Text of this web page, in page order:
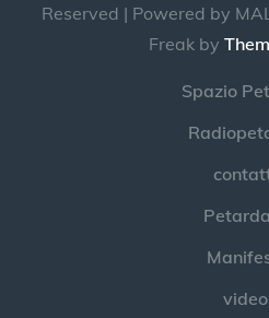
Reserved | Powered by
Freak by
Spazio
video